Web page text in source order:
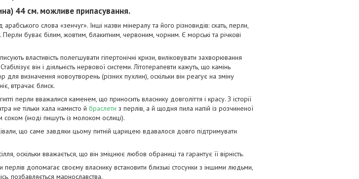
44 см. можливе припасування.
слова «зенчуг». Інші назви мінералу та його різновидів: скать, перли,
Перли буває білим, жовтим, блакитним, червоним, чорним. Є морські та річкові
властивість полегшувати гіпертонічні кризи, виліковувати захворювання
він і діяльність нервової системи. Літотерапевти кажуть, що камінь
для визначення новоутворень (різних пухлин), оскільки він реагує на зміну
втрачає блиск.
перли вважалися каменем, що приносить власнику довголіття і красу. З історії
не тільки хала намисто й браслети з перлів, а й щодня пила напій із розчиненої
соком (іноді пишуть із молоком ослиці).
що саме завдяки цьому питній царицею вдавалося довго підтримувати
оскільки вважається, що він зміцнює любов обраниці та гарантує її вірність.
перлів допомагає своєму власнику встановити близькі стосунки з іншими людьми,
позбавляється марнославства.